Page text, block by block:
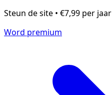
Steun de site • €7,99 per jaar
Word premium